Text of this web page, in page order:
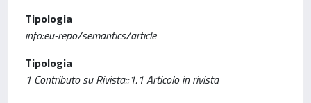
Tipologia
info:eu-repo/semantics/article
Tipologia
1 Contributo su Rivista::1.1 Articolo in rivista